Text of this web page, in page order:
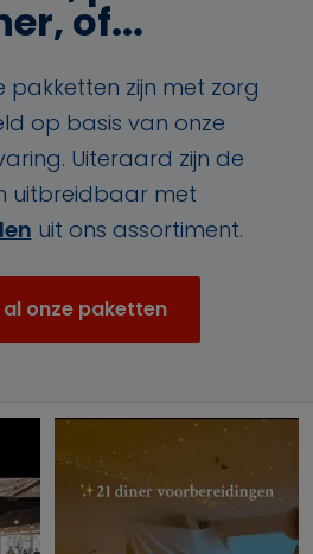
of...
pakketten zijn met zorg
op basis van onze
Uiteraard zijn de
uitbreidbaar met
uit ons assortiment.
onze paketten